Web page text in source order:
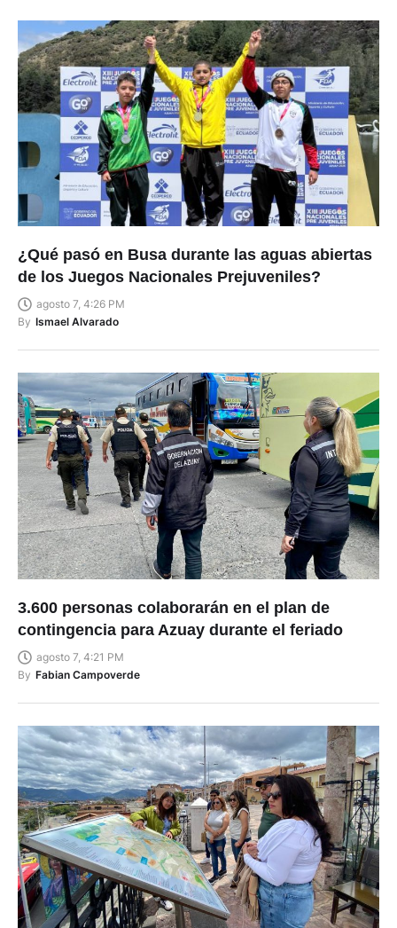
¿Qué pasó en Busa durante las aguas abiertas
de los Juegos Nacionales Prejuveniles?
agosto 7, 4:26 PM
By Ismael Alvarado
3.600 personas colaborarán en el plan de
contingencia para Azuay durante el feriado
agosto 7, 4:21 PM
By Fabian Campoverde